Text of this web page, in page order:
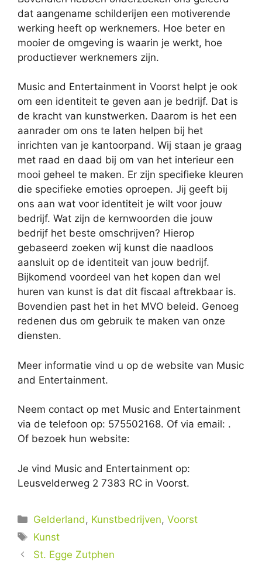
dat aangename schilderijen een motiverende
werking heeft op werknemers. Hoe beter en
mooier de omgeving is waarin je werkt, hoe
productiever werknemers zijn.
Music and Entertainment in Voorst helpt je ook
om een identiteit te geven aan je bedrijf. Dat is
de kracht van kunstwerken. Daarom is het een
aanrader om ons te laten helpen bij het
inrichten van je kantoorpand. Wij staan je graag
met raad en daad bij om van het interieur een
mooi geheel te maken. Er zijn specifieke kleuren
die specifieke emoties oproepen. Jij geeft bij
ons aan wat voor identiteit je wilt voor jouw
bedrijf. Wat zijn de kernwoorden die jouw
bedrijf het beste omschrijven? Hierop
gebaseerd zoeken wij kunst die naadloos
aansluit op de identiteit van jouw bedrijf.
Bijkomend voordeel van het kopen dan wel
huren van kunst is dat dit fiscaal aftrekbaar is.
Bovendien past het in het MVO beleid. Genoeg
redenen dus om gebruik te maken van onze
diensten.
Meer informatie vind u op de website van Music
and Entertainment.
Neem contact op met Music and Entertainment
via de telefoon op: 575502168. Of via email: .
Of bezoek hun website:
Je vind Music and Entertainment op:
Leusvelderweg 2 7383 RC in Voorst.
Categorieën
Gelderland , Kunstbedrijven,Voorst
Tags
Kunst
St. Egge Zutphen